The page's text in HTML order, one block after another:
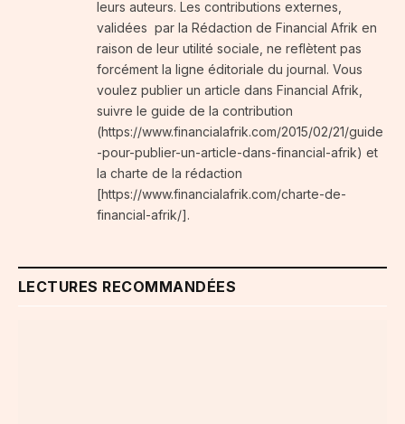
leurs auteurs. Les contributions externes,
validées par la Rédaction de Financial Afrik en
raison de leur utilité sociale, ne reflètent pas
forcément la ligne éditoriale du journal. Vous
voulez publier un article dans Financial Afrik,
suivre le guide de la contribution
(https://www.financialafrik.com/2015/02/21/guide
-pour-publier-un-article-dans-financial-afrik) et
la charte de la rédaction
[https://www.financialafrik.com/charte-de-
financial-afrik/].
LECTURES RECOMMANDÉES